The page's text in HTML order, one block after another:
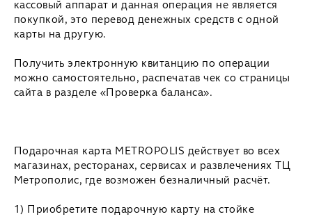
кассовый аппарат и данная операция не является
покупкой, это перевод денежных средств с одной
карты на другую.
Получить электронную квитанцию по операции
можно самостоятельно, распечатав чек со страницы
сайта в разделе «Проверка баланса».
Подарочная карта METROPOLIS действует во всех
магазинах, ресторанах, сервисах и развлечениях ТЦ
Метрополис, где возможен безналичный расчёт.
1) Приобретите подарочную карту на стойке